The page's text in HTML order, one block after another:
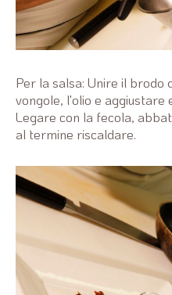
Per la salsa: Unire il brodo
vongole, l'olio e aggiustare
Legare con la fecola,
al termine riscaldare.